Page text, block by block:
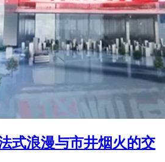
式浪漫与市井烟火的交